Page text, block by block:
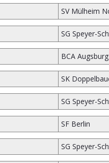
SV Mülheim
SG Speyer-
BCA Augsburg
SK
SG Speyer-
SF Berlin
SG Speyer-